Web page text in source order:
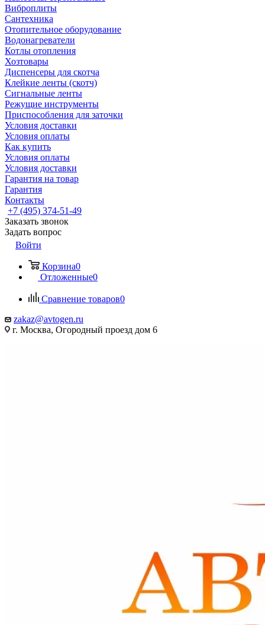
Виброплиты
Сантехника
Отопительное оборудование
Водонагреватели
Котлы отопления
Хозтовары
Диспенсеры для скотча
Клейкие ленты (скотч)
Сигнальные ленты
Режущие инструменты
Приспособления для заточки
Условия доставки
Условия оплаты
Как купить
Условия оплаты
Условия доставки
Гарантия на товар
Гарантия
Контакты
+7 (495) 374-51-49
Заказать звонок
Задать вопрос
Войти
Корзина0
Отложенные0
Сравнение товаров0
zakaz@avtogen.ru
г. Москва, Огородный проезд дом 6